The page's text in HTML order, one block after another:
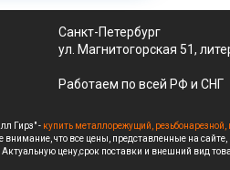
Санкт-Петербург
ул. Магнитогорская 51,
Работаем по всей РФ и СНГ
Гирз" - купить металлорежущий,
что все цены, представленные на
цену,срок поставки и внешний вид